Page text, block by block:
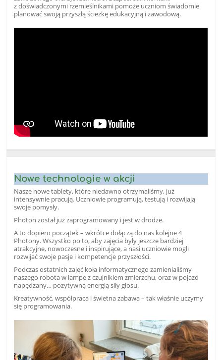
z doświadczonymi rzemieślnikami pomoże uczniom świadomie
planować swoją przyszłą ścieżkę edukacyjną i zawodową.
Nowe technologie w akcji
Nasze nowe tablety, które niedawno otrzymaliśmy, już
intensywnie pracują. Uczniowie programują, testują i rozwijają
swoje pomysły.
Photon został już zaprogramowany i jest w drodze.
A to dopiero początek – wkrótce dołączą do nas kolejne 4
Photony. Wszystko po to, aby zajęcia były jeszcze bardziej
atrakcyjne, nowoczesne i inspirujące, a nasi uczniowie mogli
rozwijać swoje pasje i kompetencje przyszłości.
Podczas ostatnich zajęć koła informatycznego zamienialiśmy
naszego robota w lampę z czujnikiem zmierzchu, oraz w pojazd
napędzany… pozytywną energią siły głosu.
Kreatywność, współpraca i świetna zabawa – tak właśnie uczymy
się programowania.